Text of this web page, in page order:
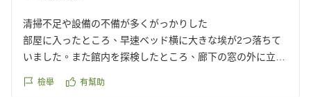
清掃不足や設備の不備が多くがっかりした
部屋に入ったところ、早速ベッド横に大きな埃が2つ落ちて
いました。また館内を探検したところ、廊下の窓の外に立派
した。
檢舉 有幫助